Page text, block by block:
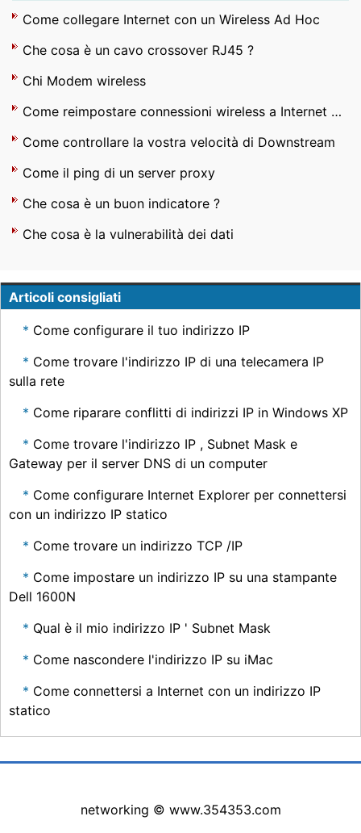
Come collegare Internet con un Wireless Ad Hoc
Che cosa è un cavo crossover RJ45 ?
Chi Modem wireless
Come reimpostare connessioni wireless a Internet in Vista
Come controllare la vostra velocità di Downstream
Come il ping di un server proxy
Che cosa è un buon indicatore ?
Che cosa è la vulnerabilità dei dati
Articoli consigliati
Come configurare il tuo indirizzo IP
Come trovare l'indirizzo IP di una telecamera IP
sulla rete
Come riparare conflitti di indirizzi IP in Windows XP
Come trovare l'indirizzo IP , Subnet Mask e
Gateway per il server DNS di un computer
Come configurare Internet Explorer per connettersi
con un indirizzo IP statico
Come trovare un indirizzo TCP /IP
Come impostare un indirizzo IP su una stampante
Dell 1600N
Qual è il mio indirizzo IP ' Subnet Mask
Come nascondere l'indirizzo IP su iMac
Come connettersi a Internet con un indirizzo IP
statico
networking © www.354353.com